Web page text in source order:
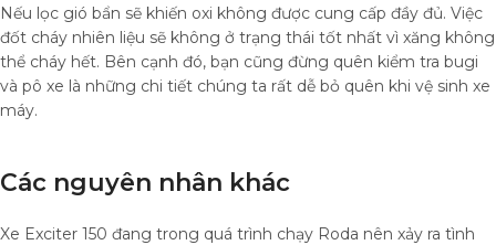
Nếu lọc gió bẩn sẽ khiến oxi không được cung cấp đầy đủ. Việc
đốt cháy nhiên liệu sẽ không ở trạng thái tốt nhất vì xăng không
thể cháy hết. Bên cạnh đó, bạn cũng đừng quên kiểm tra bugi
và pô xe là những chi tiết chúng ta rất dễ bỏ quên khi vệ sinh xe
máy.
Các nguyên nhân khác
Xe Exciter 150 đang trong quá trình chạy Roda nên xảy ra tình